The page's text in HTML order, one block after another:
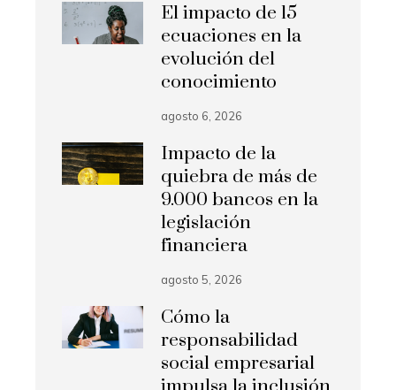
El impacto de 15
ecuaciones en la
evolución del
conocimiento
agosto 6, 2026
Impacto de la
quiebra de más de
9.000 bancos en la
legislación
financiera
agosto 5, 2026
Cómo la
responsabilidad
social empresarial